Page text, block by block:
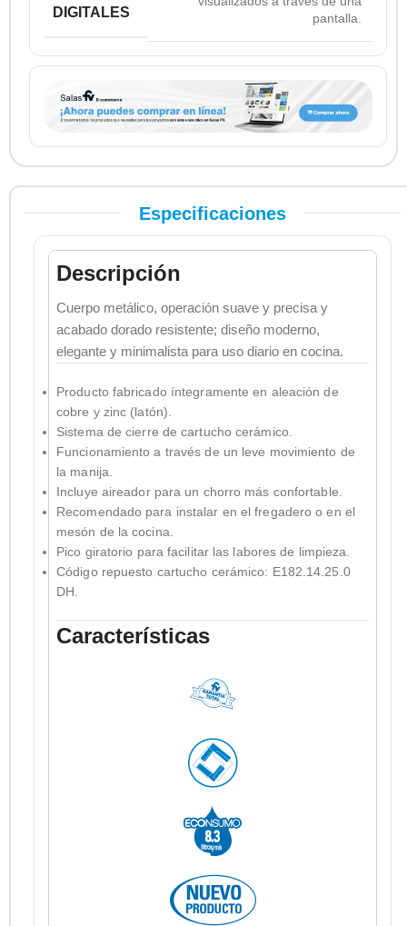
DIGITALES
pantalla.
Especificaciones
Descripción
Cuerpo metálico, operación suave y precisa y
acabado dorado resistente; diseño moderno,
elegante y minimalista para uso diario en cocina.
Producto fabricado íntegramente en aleación de
cobre y zinc (latón).
Sistema de cierre de cartucho cerámico.
Funcionamiento a través de un leve movimiento de
la manija.
Incluye aireador para un chorro más confortable.
Recomendado para instalar en el fregadero o en el
mesón de la cocina.
Pico giratorio para facilitar las labores de limpieza.
Código repuesto cartucho cerámico: E182.14.25.0
DH.
Características